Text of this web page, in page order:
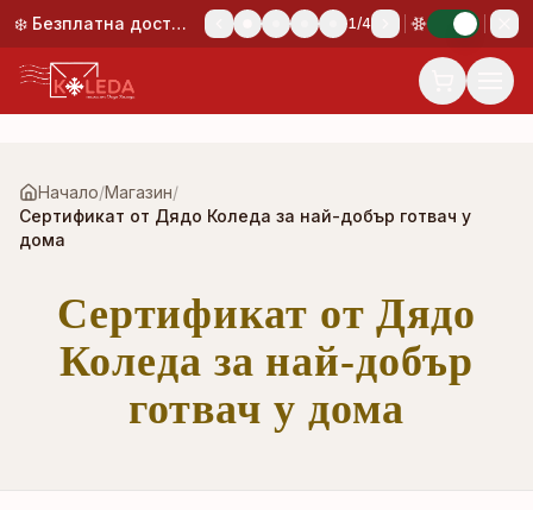
Към основното съдържание
❄️ Безплатна доставка при поръчка над 50,00 €! 1/4
Начало/Магазин/
Сертификат от Дядо Коледа за най-добър готвач у
дома
Сертификат от Дядо
Коледа за най-добър
готвач у дома